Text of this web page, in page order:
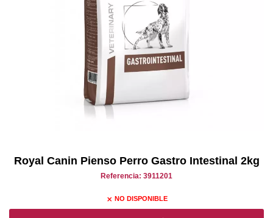
Royal Canin Pienso Perro Gastro Intestinal 2kg
Referencia: 3911201
close NO DISPONIBLE